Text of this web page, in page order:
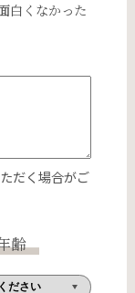
白くなかった
だく場合がご
齢